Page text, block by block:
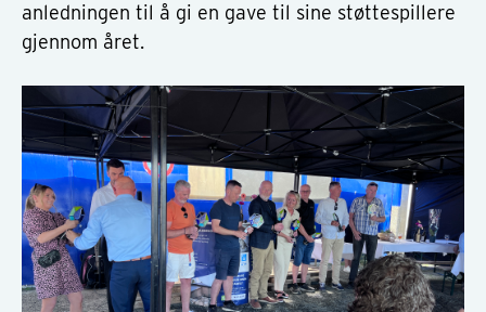
anledningen til å gi en gave til sine støttespillere
gjennom året.